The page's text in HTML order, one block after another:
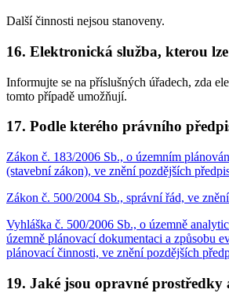
Další činnosti nejsou stanoveny.
16. Elektronická služba, kterou
Informujte se na příslušných úřadech, zda
tomto případě umožňují.
17. Podle kterého právního
Zákon č. 183/2006 Sb., o územním
(stavební zákon), ve znění pozdějších
Zákon č. 500/2004 Sb., správní řád, ve
Vyhláška č. 500/2006 Sb., o územně
územně plánovací dokumentaci a způsobu
plánovací činnosti, ve znění pozdějších
19. Jaké jsou opravné